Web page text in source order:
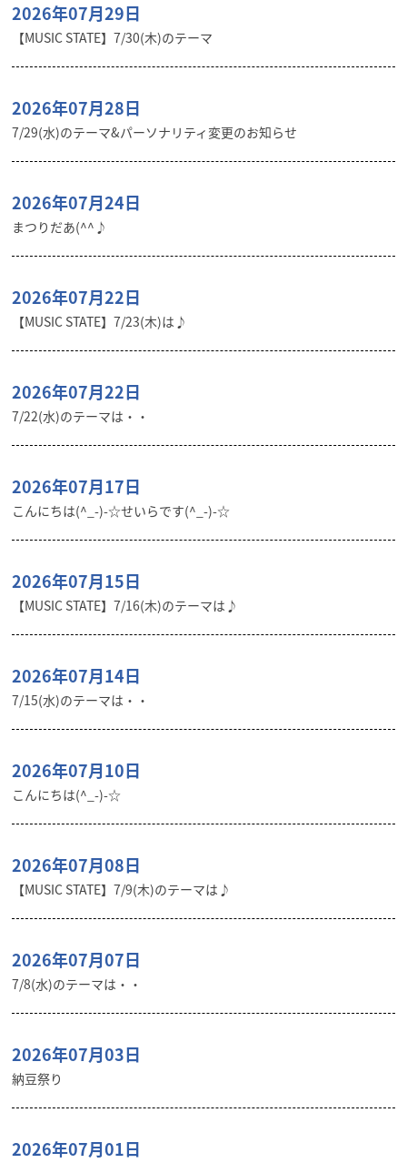
2026年07月29日
【MUSIC STATE】7/30(木)のテーマ
2026年07月28日
7/29(水)のテーマ&パーソナリティ変更のお知らせ
2026年07月24日
まつりだあ(^^♪
2026年07月22日
【MUSIC STATE】7/23(木)は♪
2026年07月22日
7/22(水)のテーマは・・
2026年07月17日
こんにちは(^_-)-☆せいらです(^_-)-☆
2026年07月15日
【MUSIC STATE】7/16(木)のテーマは♪
2026年07月14日
7/15(水)のテーマは・・
2026年07月10日
こんにちは(^_-)-☆
2026年07月08日
【MUSIC STATE】7/9(木)のテーマは♪
2026年07月07日
7/8(水)のテーマは・・
2026年07月03日
納豆祭り
2026年07月01日